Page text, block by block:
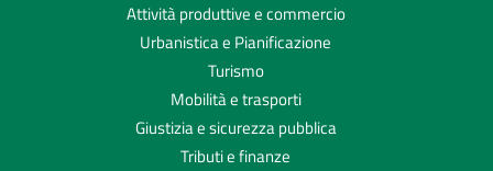
Attività produttive e commercio
Urbanistica e Pianificazione
Turismo
Mobilità e trasporti
Giustizia e sicurezza pubblica
Tributi e finanze